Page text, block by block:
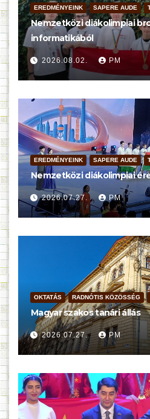
EREDMÉNYEINK SAPERE AUDE
Nemzetközi diákolimpiai
informatikából
2026.08.02. PM
EREDMÉNYEINK SAPERE AUDE
Nemzetközi diákolimpiai
2026.07.27. PM
OKTATÁS RADNÓTIS KÖZÖSSÉG
Magyar szakos tanári állás
2026.07.27. PM